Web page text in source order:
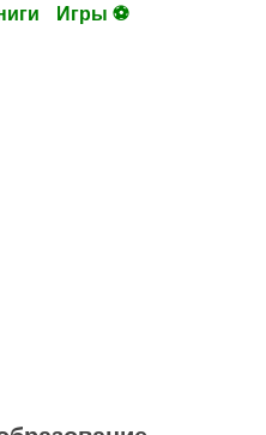
Игры ⚽